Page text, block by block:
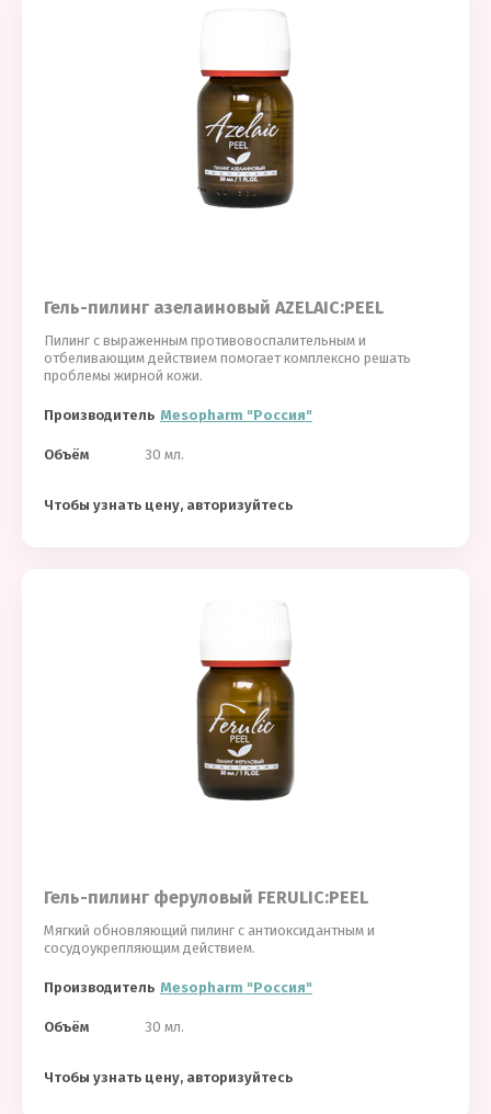
Гель-пилинг азелаиновый AZELAIC:PEEL
Пилинг с выраженным противовоспалительным и
отбеливающим действием помогает комплексно решать
проблемы жирной кожи.
Производитель Mesopharm "Россия"
Объём 30 мл.
Чтобы узнать цену, авторизуйтесь
Гель-пилинг феруловый FERULIC:PEEL
Мягкий обновляющий пилинг с антиоксидантным и
сосудоукрепляющим действием.
Производитель Mesopharm "Россия"
Объём 30 мл.
Чтобы узнать цену, авторизуйтесь